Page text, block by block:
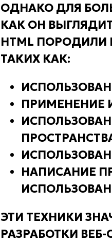
ОДНАКО ДЛЯ
КАК ОН
HTML
ТАКИХ КАК:
ПРИМЕНЕНИЕ
НАПИСАНИЕ
ЭТИ ТЕХНИКИ
РАЗРАБОТКИ